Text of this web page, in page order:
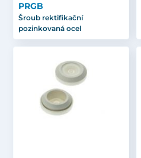
PRGB
Šroub rektifikační
pozinkovaná ocel